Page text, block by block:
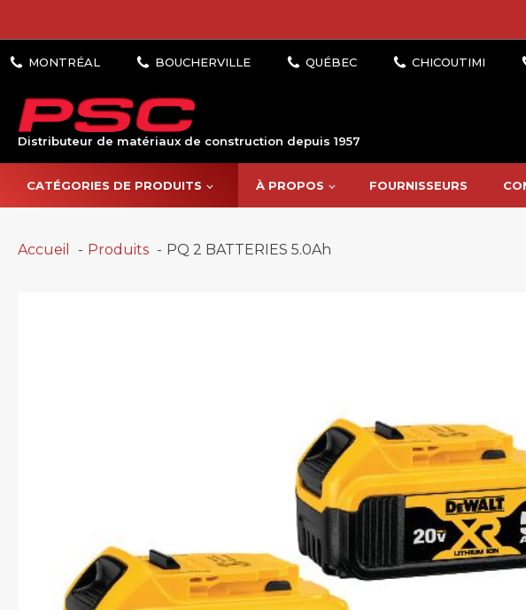
Distributeur de matériaux de construction depuis 1957
CATÉGORIES DE PRODUITS À PROPOS FOURNISSEURS
Accueil Produits PQ 2 BATTERIES 5.0Ah